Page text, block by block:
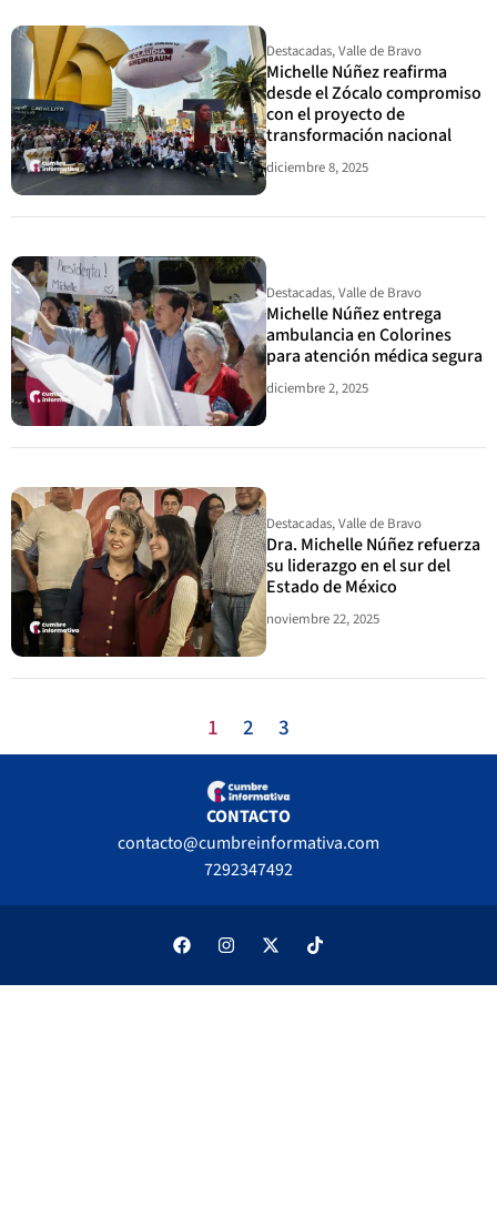
Destacadas,Valle de Bravo
Michelle Núñez reafirma
desde el Zócalo compromiso
con el proyecto de
transformación nacional
diciembre 8, 2025
Destacadas,Valle de Bravo
Michelle Núñez entrega
ambulancia en Colorines
para atención médica segura
diciembre 2, 2025
Destacadas,Valle de Bravo
Dra. Michelle Núñez refuerza
su liderazgo en el sur del
Estado de México
noviembre 22, 2025
1 2 3
CONTACTO
contacto@cumbreinformativa.com
7292347492